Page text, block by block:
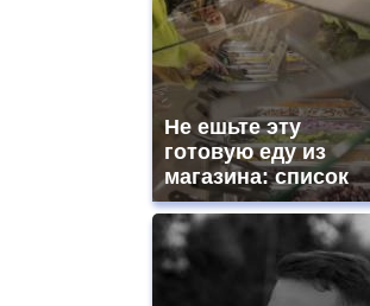
Не ешьте эту
готовую еду из
магазина: список